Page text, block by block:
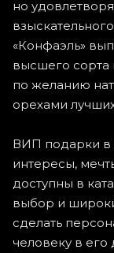
но
«Конфаэль»
высшего сорта
по желанию
орехами
ВИП подарки в
интересы,
доступны в
выбор и
сделать
человеку в